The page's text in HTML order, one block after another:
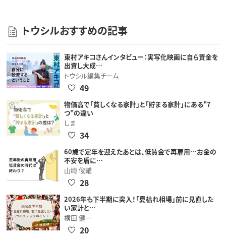
トウシルおすすめの記事
東村アキコさんインタビュー：実写化映画に自ら資金を
出資し大成…
トウシル編集チーム
49
物価高で「貧しくなる家計」と「貯まる家計」にある"7
つ"の違い
しま
34
60歳で定年を迎えたあとは、低賃金で再雇用…お金の
不安を盾に…
山崎 俊輔
28
2026年も下半期に突入！「夏枯れ相場」前に見直した
い家計と…
横田 健一
20